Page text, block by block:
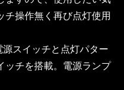
チ操作無く再び点灯使用
スイッチと点灯パター
ッチを搭載。電源ランプ